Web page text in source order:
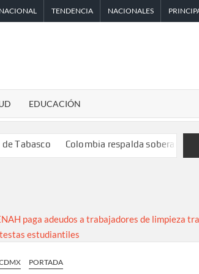
TENDENCIA NACIONALES
EDUCACIÓN
Colombia respalda soberanía de Marruecos
PORTADA